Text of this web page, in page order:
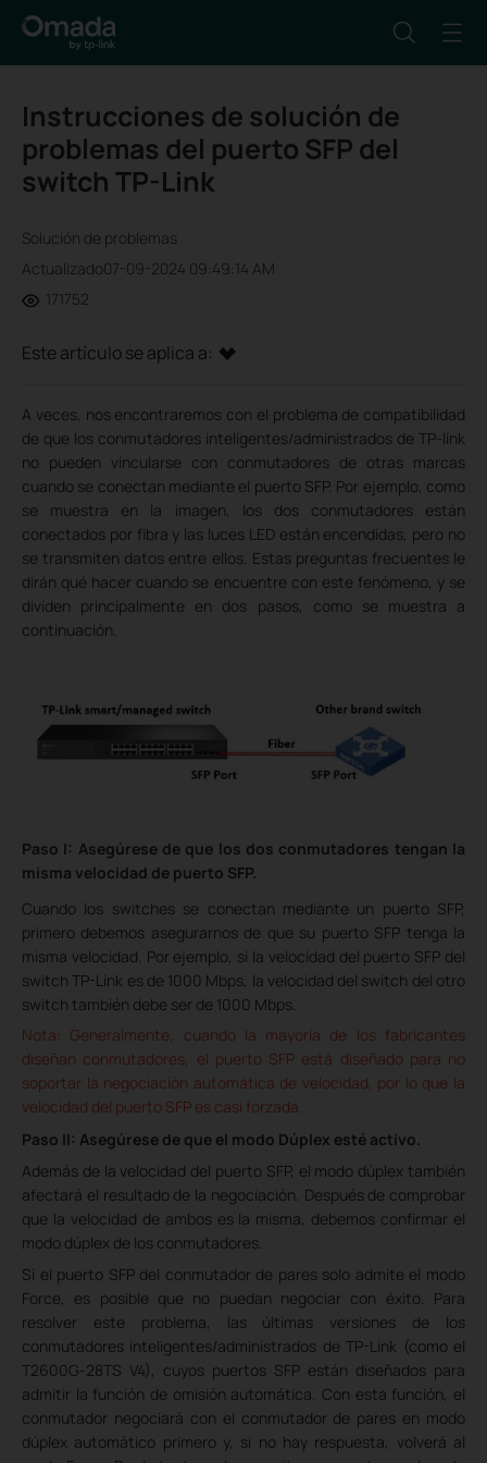
Instrucciones de solución de
problemas del puerto SFP del
switch TP-Link
Solución de problemas
Actualizado07-09-2024 09:49:14 AM
171752
Este artículo se aplica a:
A veces, nos encontraremos con el problema de compatibilidad
de que los conmutadores inteligentes/administrados de TP-link
no pueden vincularse con conmutadores de otras marcas
cuando se conectan mediante el puerto SFP. Por ejemplo, como
se muestra en la imagen, los dos conmutadores están
conectados por fibra y las luces LED están encendidas, pero no
se transmiten datos entre ellos. Estas preguntas frecuentes le
dirán qué hacer cuando se encuentre con este fenómeno, y se
dividen principalmente en dos pasos, como se muestra a
continuación.
Paso I: Asegúrese de que los dos conmutadores tengan la
misma velocidad de puerto SFP.
Cuando los switches se conectan mediante un puerto SFP,
primero debemos asegurarnos de que su puerto SFP tenga la
misma velocidad. Por ejemplo, si la velocidad del puerto SFP del
switch TP-Link es de 1000 Mbps, la velocidad del switch del otro
switch también debe ser de 1000 Mbps.
Nota: Generalmente, cuando la mayoría de los fabricantes
diseñan conmutadores, el puerto SFP está diseñado para no
soportar la negociación automática de velocidad, por lo que la
velocidad del puerto SFP es casi forzada.
Paso II: Asegúrese de que el modo Dúplex esté activo.
Además de la velocidad del puerto SFP, el modo dúplex también
afectará el resultado de la negociación. Después de comprobar
que la velocidad de ambos es la misma, debemos confirmar el
modo dúplex de los conmutadores.
Si el puerto SFP del conmutador de pares solo admite el modo
Force, es posible que no puedan negociar con éxito. Para
resolver este problema, las últimas versiones de los
conmutadores inteligentes/administrados de TP-Link (como el
T2600G-28TS V4), cuyos puertos SFP están diseñados para
admitir la función de omisión automática. Con esta función, el
conmutador negociará con el conmutador de pares en modo
dúplex automático primero y, si no hay respuesta, volverá al